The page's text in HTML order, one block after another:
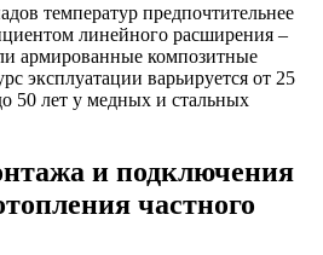
температур предпочтительнее
линейного расширения –
армированные композитные
эксплуатации варьируется от 25
50 лет у медных и стальных
и подключения
частного